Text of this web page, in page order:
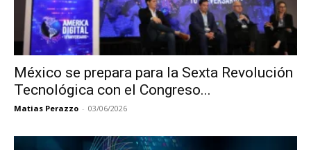
México se prepara para la Sexta Revolución
Tecnológica con el Congreso...
Matias Perazzo - 03/06/2026